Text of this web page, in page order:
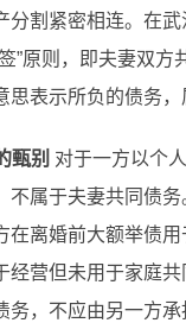
分割紧密相连。在
”原则，即夫妻双方
思表示所负的债务，
甄别 对于一方以个
不属于夫妻共同债
在离婚前大额举债
经营但未用于家庭
务，不应由另一方承